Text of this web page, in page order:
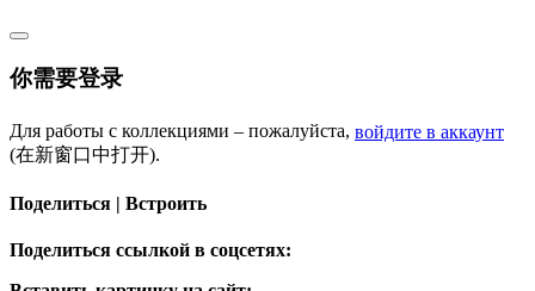
你需要登录
Для работы с коллекциями – пожалуйста, войдите в аккаунт
(在新窗口中打开).
Поделиться | Встроить
Поделиться ссылкой в соцсетях: